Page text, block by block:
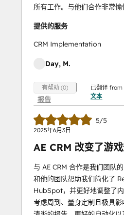
所有工作。与他们合作非常愉
提供的服务
CRM Implementation
Day, M.
有帮助 (0)
报告
已翻译 from
文本
5/5
2025年6月3日
AE CRM 改变了游戏
与 AE CRM 合作是我们团队
和他的团队帮助我们简化了
HubSpot，并更好地调整了
考虑周到、量身定制且极具